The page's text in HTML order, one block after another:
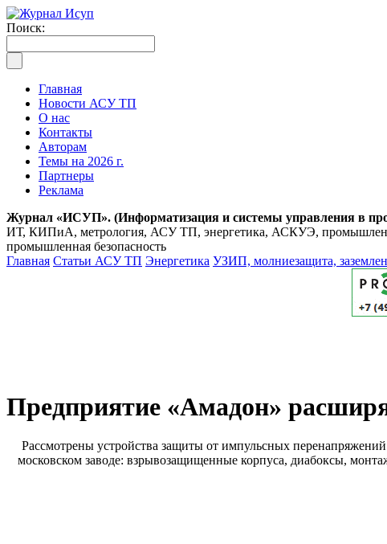
Поиск:
Главная
Новости АСУ ТП
О нас
Контакты
Авторам
Темы на 2026 г.
Партнеры
Реклама
Журнал «ИСУП». (Информатизация и системы управления в
ИТ, КИПиА, метрология, АСУ ТП, энергетика, АСКУЭ,
промышленная безопасность
Главная Статьи АСУ ТП Энергетика УЗИП, молниезащита,
Предприятие «Амадон»
Рассмотрены устройства защиты от импульсных
московском заводе: взрывозащищенные корпуса, диабоксы,